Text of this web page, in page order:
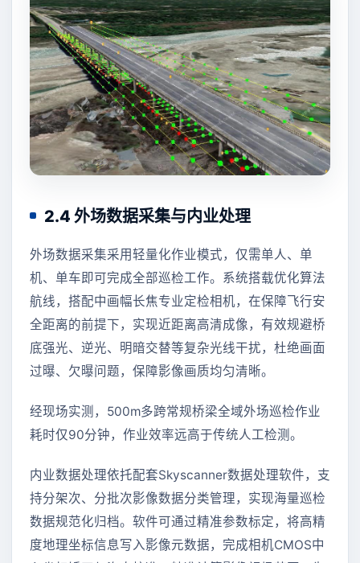
2.4 外场数据采集与内业处理
外场数据采集采用轻量化作业模式，仅需单人、单
机、单车即可完成全部巡检工作。系统搭载优化算法
航线，搭配中画幅长焦专业定检相机，在保障飞行安
全距离的前提下，实现近距离高清成像，有效规避桥
底强光、逆光、明暗交替等复杂光线干扰，杜绝画面
过曝、欠曝问题，保障影像画质均匀清晰。
经现场实测，500m多跨常规桥梁全域外场巡检作业
耗时仅90分钟，作业效率远高于传统人工检测。
内业数据处理依托配套Skyscanner数据处理软件，支
持分架次、分批次影像数据分类管理，实现海量巡检
数据规范化归档。软件可通过精准参数标定，将高精
度地理坐标信息写入影像元数据，完成相机CMOS中